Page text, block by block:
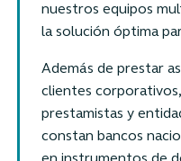
nuestros equipos
la solución óptima
Además de prestar
clientes
prestamistas y
constan bancos